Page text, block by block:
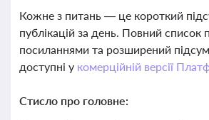
Кожне з питань — це короткий
публікацій за день. Повний
посиланнями та розширений
доступні у комерційній версії
Стисло про головне: